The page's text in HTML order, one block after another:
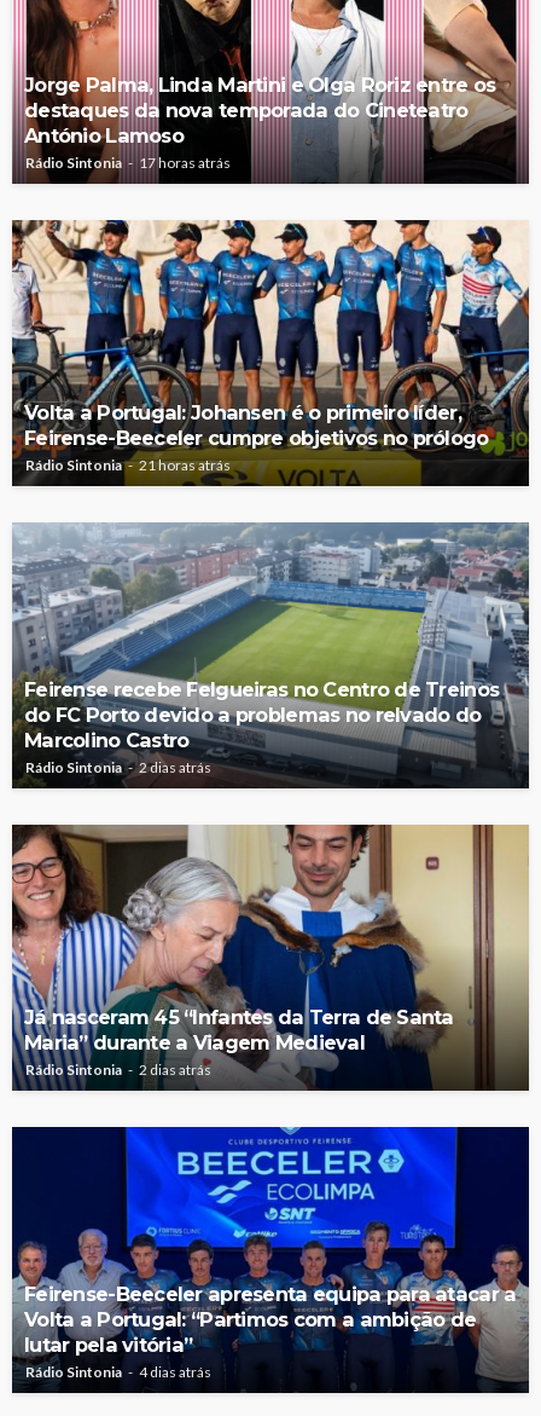
Jorge Palma, Linda Martini e Olga Roriz entre os
destaques da nova temporada do Cineteatro
António Lamoso
Rádio Sintonia 17 horas atrás
Volta a Portugal: Johansen é o primeiro líder,
Feirense-Beeceler cumpre objetivos no prólogo
Rádio Sintonia 21 horas atrás
Feirense recebe Felgueiras no Centro de Treinos
do FC Porto devido a problemas no relvado do
Marcolino Castro
Rádio Sintonia 2 dias atrás
Já nasceram 45 “Infantes da Terra de Santa
Maria” durante a Viagem Medieval
Rádio Sintonia 2 dias atrás
Feirense-Beeceler apresenta equipa para atacar a
Volta a Portugal: “Partimos com a ambição de
lutar pela vitória”
Rádio Sintonia 4 dias atrás